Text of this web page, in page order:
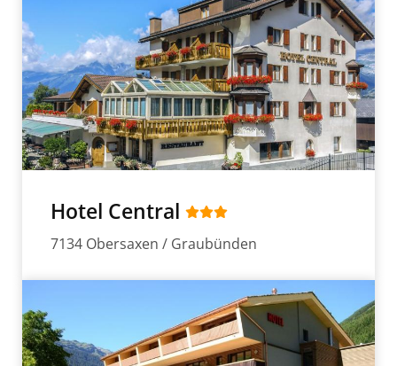
Hotel Central
7134 Obersaxen / Graubünden